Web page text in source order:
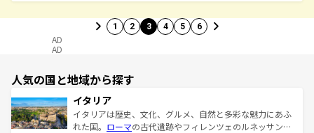
1 2 3 4 5 6
AD
AD
人気の国と地域から探す
イタリア
イタリアは歴史、文化、グルメ、自然と多彩な魅力にあふ
れた国。 ローマの古代遺跡やフィレンツェのルネッサンス